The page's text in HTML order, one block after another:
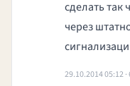
сделать так
через
29.10.2014 05:12